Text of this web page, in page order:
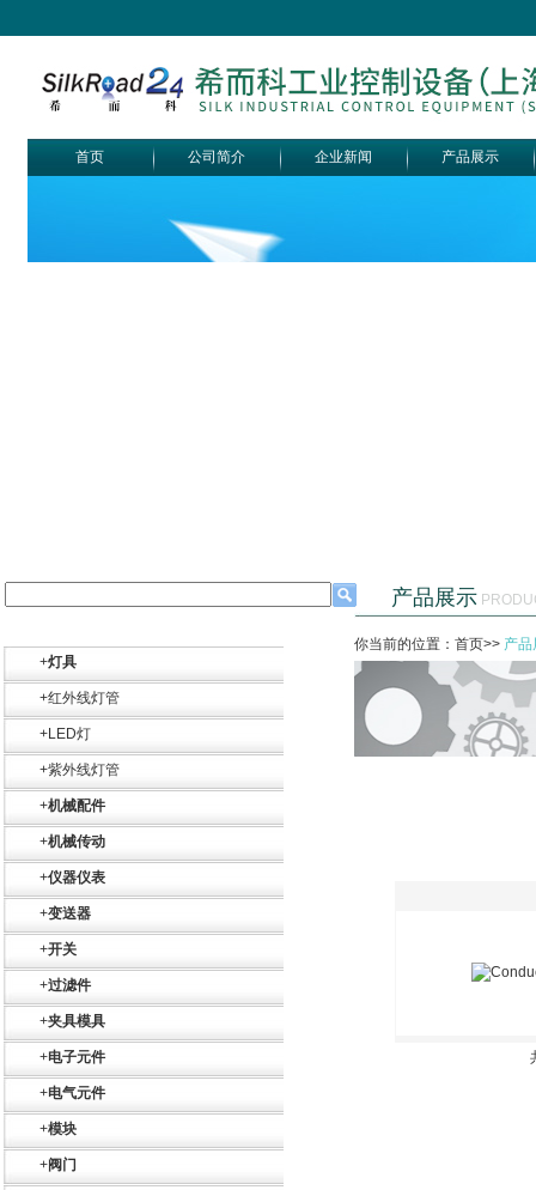
首页 公司简介 企业新闻 产品展示
+灯具
+红外线灯管
+LED灯
+紫外线灯管
+机械配件
+机械传动
+仪器仪表
+变送器
+开关
+过滤件
+夹具模具
+电子元件
+电气元件
+模块
+阀门
德国HBM
5BA00-0AA0
PMA Prozess- und
产品展示
你当前的位置：首页>> 产品